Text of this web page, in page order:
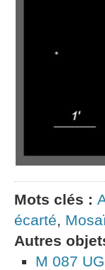
Mots clés :
écarté
Autres
M 087